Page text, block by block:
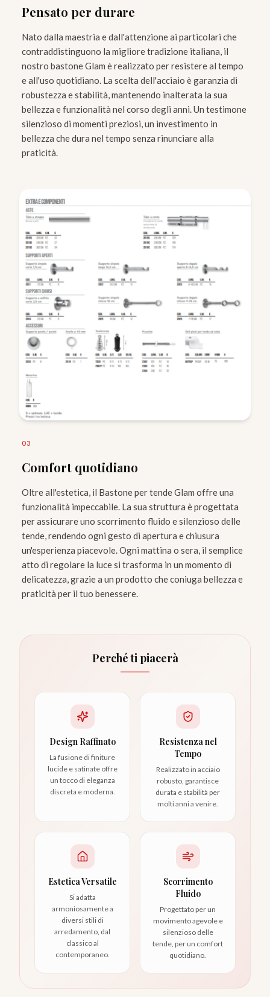
Pensato per durare
Nato dalla maestria e dall'attenzione ai particolari che
contraddistinguono la migliore tradizione italiana, il
nostro bastone Glam è realizzato per resistere al tempo
e all'uso quotidiano. La scelta dell'acciaio è garanzia di
robustezza e stabilità, mantenendo inalterata la sua
bellezza e funzionalità nel corso degli anni. Un testimone
silenzioso di momenti preziosi, un investimento in
bellezza che dura nel tempo senza rinunciare alla
praticità.
03
Comfort quotidiano
Oltre all'estetica, il Bastone per tende Glam offre una
funzionalità impeccabile. La sua struttura è progettata
per assicurare uno scorrimento fluido e silenzioso delle
tende, rendendo ogni gesto di apertura e chiusura
un'esperienza piacevole. Ogni mattina o sera, il semplice
atto di regolare la luce si trasforma in un momento di
delicatezza, grazie a un prodotto che coniuga bellezza e
praticità per il tuo benessere.
Perché ti piacerà
Design Raffinato
La fusione di finiture
lucide e satinate offre
un tocco di eleganza
discreta e moderna.
Resistenza nel
Tempo
Realizzato in acciaio
robusto, garantisce
durata e stabilità per
molti anni a venire.
Estetica Versatile
Si adatta
armoniosamente a
diversi stili di
arredamento, dal
classico al
contemporaneo.
Scorrimento
Fluido
Progettato per un
movimento agevole e
silenzioso delle
tende, per un comfort
quotidiano.